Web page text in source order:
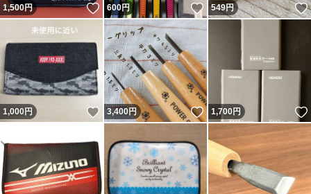
1,500円 いいね！
600円 いいね！
549円
1,000円 いいね！
3,400円 いいね！
1,700円